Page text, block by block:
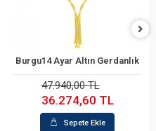
Sepete Ekle
Tasarım 8 Ayar Altın Gerdanlık
80.539,20 TL
60.404,40 TL
Sepete Ekle